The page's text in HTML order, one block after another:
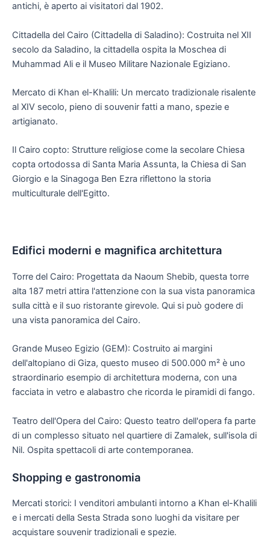
antichi, è aperto ai visitatori dal 1902.
Cittadella del Cairo (Cittadella di Saladino): Costruita nel XII
secolo da Saladino, la cittadella ospita la Moschea di
Muhammad Ali e il Museo Militare Nazionale Egiziano.
Mercato di Khan el-Khalili: Un mercato tradizionale risalente
al XIV secolo, pieno di souvenir fatti a mano, spezie e
artigianato.
Il Cairo copto: Strutture religiose come la secolare Chiesa
copta ortodossa di Santa Maria Assunta, la Chiesa di San
Giorgio e la Sinagoga Ben Ezra riflettono la storia
multiculturale dell'Egitto.
Edifici moderni e magnifica architettura
Torre del Cairo: Progettata da Naoum Shebib, questa torre
alta 187 metri attira l'attenzione con la sua vista panoramica
sulla città e il suo ristorante girevole. Qui si può godere di
una vista panoramica del Cairo.
Grande Museo Egizio (GEM): Costruito ai margini
dell'altopiano di Giza, questo museo di 500.000 m² è uno
straordinario esempio di architettura moderna, con una
facciata in vetro e alabastro che ricorda le piramidi di fango.
Teatro dell'Opera del Cairo: Questo teatro dell'opera fa parte
di un complesso situato nel quartiere di Zamalek, sull'isola di
Nil. Ospita spettacoli di arte contemporanea.
Shopping e gastronomia
Mercati storici: I venditori ambulanti intorno a Khan el-Khalili
e i mercati della Sesta Strada sono luoghi da visitare per
acquistare souvenir tradizionali e spezie.